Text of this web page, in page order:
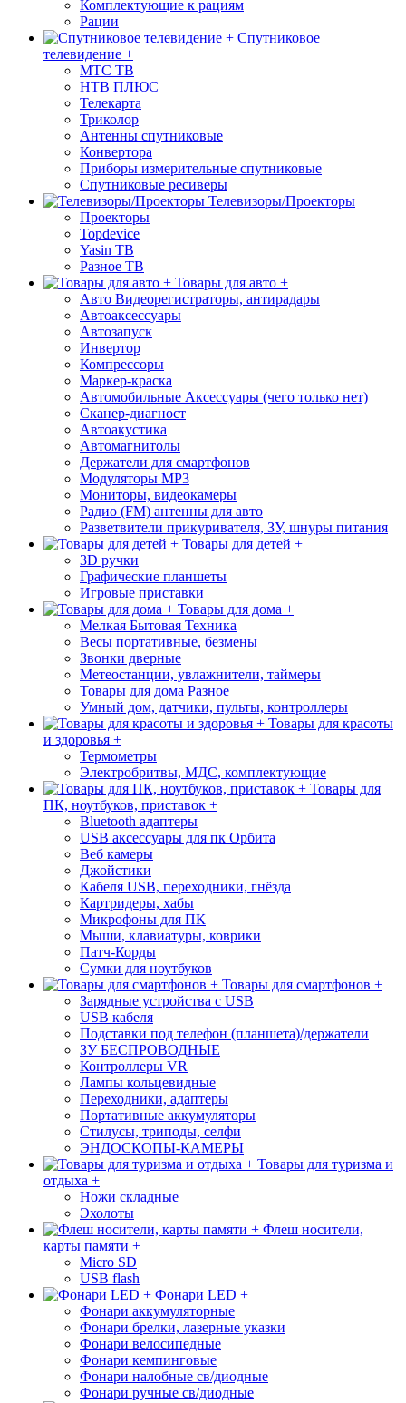
Комплектующие к рациям
Рации
Спутниковое
телевидение +
МТС ТВ
НТВ ПЛЮС
Телекарта
Триколор
Антенны спутниковые
Конвертора
Приборы измерительные спутниковые
Спутниковые ресиверы
Телевизоры/Проекторы
Проекторы
Topdevice
Yasin ТВ
Разное ТВ
Товары для авто +
Авто Видеорегистраторы, антирадары
Автоаксессуары
Автозапуск
Инвертор
Компрессоры
Маркер-краска
Автомобильные Аксессуары (чего только нет)
Сканер-диагност
Автоакустика
Автомагнитолы
Держатели для смартфонов
Модуляторы МР3
Мониторы, видеокамеры
Радио (FM) антенны для авто
Разветвители прикуривателя, ЗУ, шнуры питания
Товары для детей +
3D ручки
Графические планшеты
Игровые приставки
Товары для дома +
Мелкая Бытовая Техника
Весы портативные, безмены
Звонки дверные
Метеостанции, увлажнители, таймеры
Товары для дома Разное
Умный дом, датчики, пульты, контроллеры
Товары для красоты
и здоровья +
Термометры
Электробритвы, МДС, комплектующие
Товары для
ПК, ноутбуков, приставок +
Bluetooth адаптеры
USB аксессуары для пк Орбита
Веб камеры
Джойстики
Кабеля USB, переходники, гнёзда
Картридеры, хабы
Микрофоны для ПК
Мыши, клавиатуры, коврики
Патч-Корды
Сумки для ноутбуков
Товары для смартфонов +
Зарядные устройства с USB
USB кабеля
Подставки под телефон (планшета)/держатели
ЗУ БЕСПРОВОДНЫЕ
Контроллеры VR
Лампы кольцевидные
Переходники, адаптеры
Портативные аккумуляторы
Стилусы, триподы, селфи
ЭНДОСКОПЫ-КАМЕРЫ
Товары для туризма и
отдыха +
Ножи складные
Эхолоты
Флеш носители,
карты памяти +
Micro SD
USB flash
Фонари LED +
Фонари аккумуляторные
Фонари брелки, лазерные указки
Фонари велосипедные
Фонари кемпинговые
Фонари налобные св/диодные
Фонари ручные св/диодные